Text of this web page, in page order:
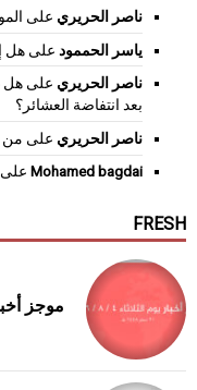
ناصر الحريري على
ياسر الحممود على هل
ناصر الحريري على هل
بعد انتفاضة العشائر؟
ناصر الحريري على من
Mohamed bagdai على
FRESH
موجز